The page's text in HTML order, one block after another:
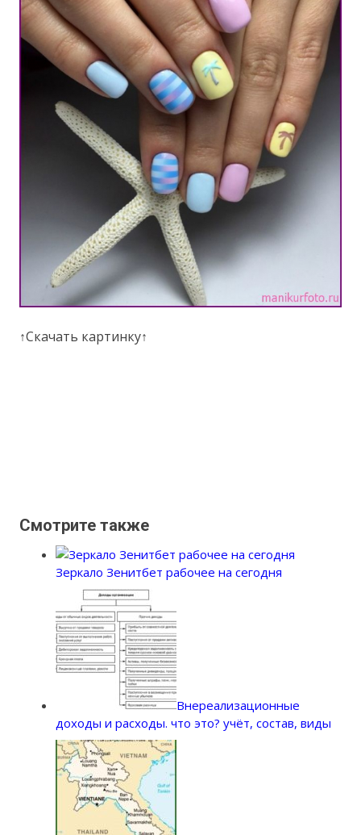
↑Скачать картинку↑
Смотрите также
Зеркало Зенитбет рабочее на сегодня
Внереализационные
доходы и расходы. что это? учёт, состав, виды